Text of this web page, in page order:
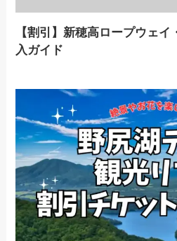
【割引】新穂高ロープウェ
入ガイド